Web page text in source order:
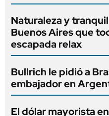
Naturaleza y
Buenos Aires que
escapada relax
Bullrich le pidió a
embajador en
El dólar mayorista